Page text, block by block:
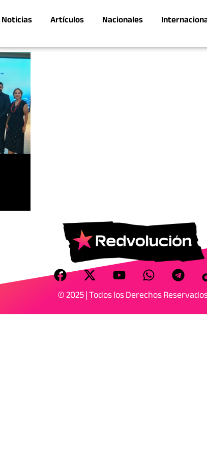
Noticias Artículos Nacionales
© 2025 | Todos los Derechos